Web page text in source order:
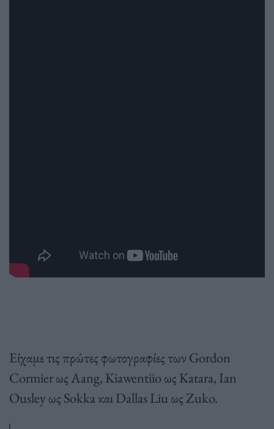
Είχαμε τις πρώτες φωτογραφίες των Gordon
Cormier ως Aang, Kiawentiio ως Katara, Ian
Ousley ως Sokka και Dallas Liu ως Zuko.